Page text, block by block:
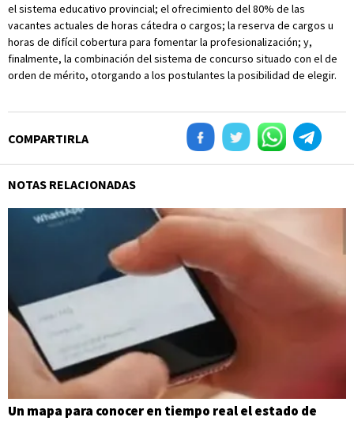
el sistema educativo provincial; el ofrecimiento del 80% de las
vacantes actuales de horas cátedra o cargos; la reserva de cargos u
horas de difícil cobertura para fomentar la profesionalización; y,
finalmente, la combinación del sistema de concurso situado con el de
orden de mérito, otorgando a los postulantes la posibilidad de elegir.
COMPARTIRLA
NOTAS RELACIONADAS
Un mapa para conocer en tiempo real el estado de